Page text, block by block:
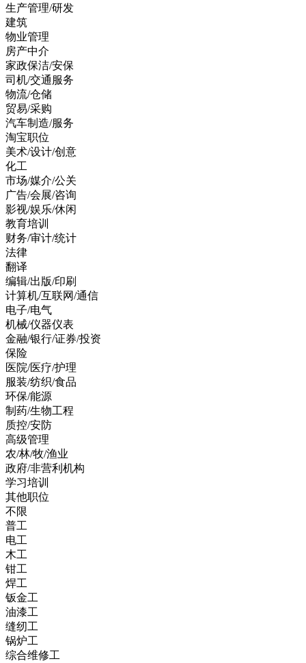
生产管理/研发
建筑
物业管理
房产中介
家政保洁/安保
司机/交通服务
物流/仓储
贸易/采购
汽车制造/服务
淘宝职位
美术/设计/创意
化工
市场/媒介/公关
广告/会展/咨询
影视/娱乐/休闲
教育培训
财务/审计/统计
法律
翻译
编辑/出版/印刷
计算机/互联网/通信
电子/电气
机械/仪器仪表
金融/银行/证券/投资
保险
医院/医疗/护理
服装/纺织/食品
环保/能源
制药/生物工程
质控/安防
高级管理
农/林/牧/渔业
政府/非营利机构
学习培训
其他职位
不限
普工
电工
木工
钳工
焊工
钣金工
油漆工
缝纫工
锅炉工
综合维修工